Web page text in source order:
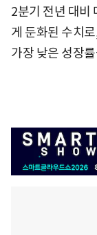
2분기 전년 대비
게 둔화된 수치
가장 낮은 성장